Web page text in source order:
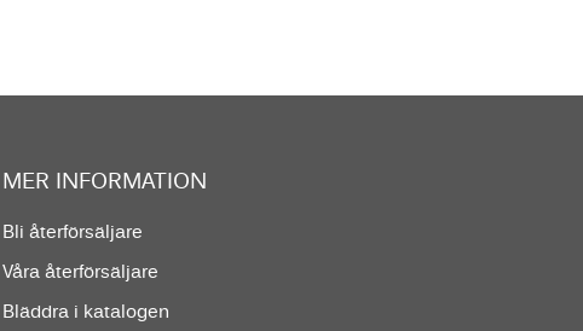
MER INFORMATION
Bli återförsäljare
Våra återförsäljare
Bläddra i katalogen